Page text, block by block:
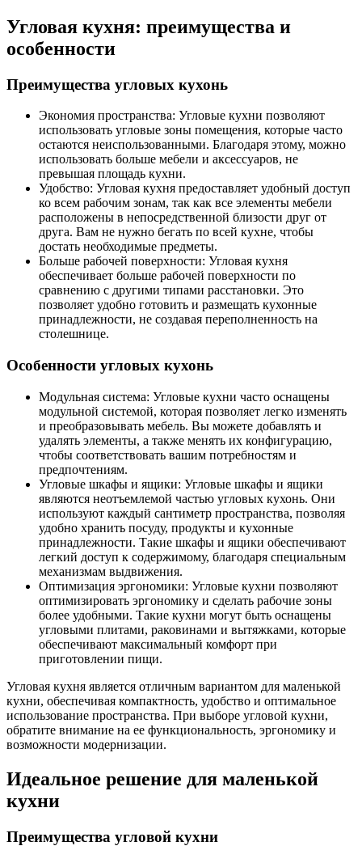
Угловая кухня: преимущества и
особенности
Преимущества угловых кухонь
Экономия пространства: Угловые кухни позволяют
использовать угловые зоны помещения, которые часто
остаются неиспользованными. Благодаря этому, можно
использовать больше мебели и аксессуаров, не
превышая площадь кухни.
Удобство: Угловая кухня предоставляет удобный доступ
ко всем рабочим зонам, так как все элементы мебели
расположены в непосредственной близости друг от
друга. Вам не нужно бегать по всей кухне, чтобы
достать необходимые предметы.
Больше рабочей поверхности: Угловая кухня
обеспечивает больше рабочей поверхности по
сравнению с другими типами расстановки. Это
позволяет удобно готовить и размещать кухонные
принадлежности, не создавая переполненность на
столешнице.
Особенности угловых кухонь
Модульная система: Угловые кухни часто оснащены
модульной системой, которая позволяет легко изменять
и преобразовывать мебель. Вы можете добавлять и
удалять элементы, а также менять их конфигурацию,
чтобы соответствовать вашим потребностям и
предпочтениям.
Угловые шкафы и ящики: Угловые шкафы и ящики
являются неотъемлемой частью угловых кухонь. Они
используют каждый сантиметр пространства, позволяя
удобно хранить посуду, продукты и кухонные
принадлежности. Такие шкафы и ящики обеспечивают
легкий доступ к содержимому, благодаря специальным
механизмам выдвижения.
Оптимизация эргономики: Угловые кухни позволяют
оптимизировать эргономику и сделать рабочие зоны
более удобными. Такие кухни могут быть оснащены
угловыми плитами, раковинами и вытяжками, которые
обеспечивают максимальный комфорт при
приготовлении пищи.
Угловая кухня является отличным вариантом для маленькой
кухни, обеспечивая компактность, удобство и оптимальное
использование пространства. При выборе угловой кухни,
обратите внимание на ее функциональность, эргономику и
возможности модернизации.
Идеальное решение для маленькой
кухни
Преимущества угловой кухни